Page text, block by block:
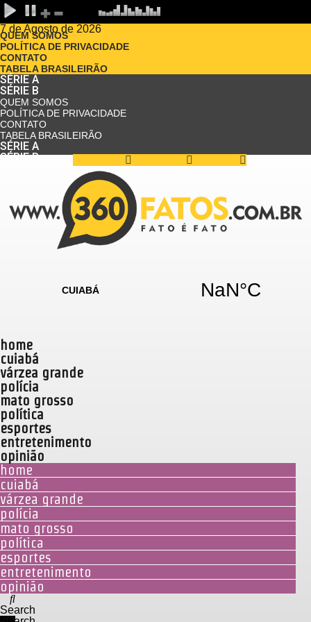
7 de Agosto de 2026
QUEM SOMOS
POLÍTICA DE PRIVACIDADE
CONTATO
TABELA BRASILEIRÃO
SÉRIE A
SÉRIE B
QUEM SOMOS
POLÍTICA DE PRIVACIDADE
CONTATO
TABELA BRASILEIRÃO
SÉRIE A
SÉRIE B
home
cuiabá
várzea grande
polícia
mato grosso
política
esportes
entretenimento
opinião
home
cuiabá
várzea grande
polícia
mato grosso
política
esportes
entretenimento
opinião
Search